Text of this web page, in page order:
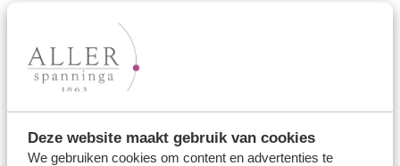
Deze website maakt gebruik van cookies
We gebruiken cookies om content en advertenties te
Ons aanbod
Memoireringen
Verlovingsringen